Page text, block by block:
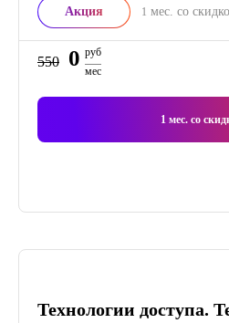
Акция 1 мес. со
550 0 руб
мес
1 мес. со
Технологии доступа.